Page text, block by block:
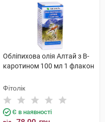
Обліпихова олія Алтай з B-
каротином 100 мл 1 флакон
Фітолік
Є в наявності